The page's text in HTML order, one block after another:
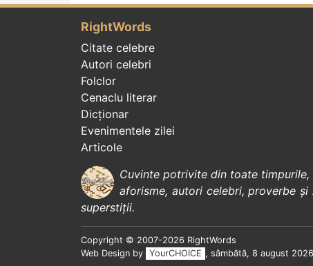
RightWords
Citate celebre
Autori celebri
Folclor
Cenaclu literar
Dicționar
Evenimentele zilei
Articole
Cuvinte potrivite din toate
aforisme, autori celebri,proverbe și
superstiții.
Copyright © 2007-2026 RightWords
Web Design by
YourCHOICE , sâmbătă, 8 august 2026